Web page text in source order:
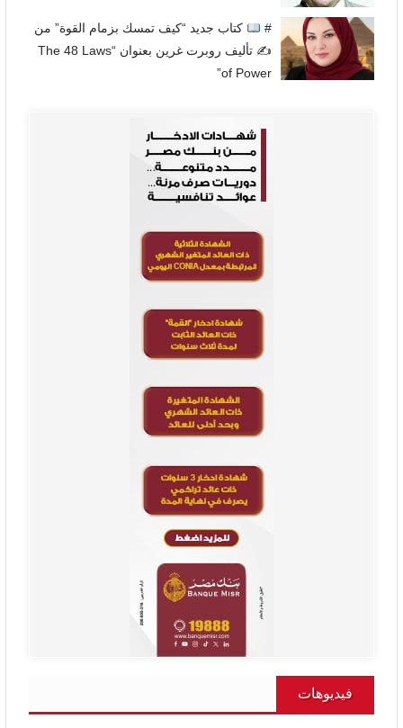
#
كتاب جديد “كيف تمسك بزمام القوة” من
✍
تأليف روبرت غرين بعنوان “The 48 Laws
of Power”
فيديوهات